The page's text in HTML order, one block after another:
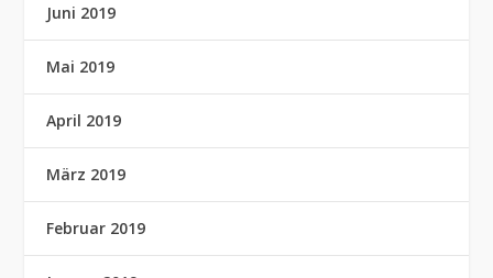
Juni 2019
Mai 2019
April 2019
März 2019
Februar 2019